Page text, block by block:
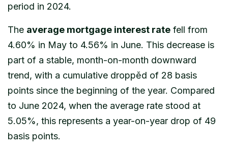
period in 2024.
The average mortgage interest rate fell from
4.60% in May to 4.56% in June. This decrease is
part of a stable, month-on-month downward
trend, with a cumulative droppěd of 28 basis
points since the beginning of the year. Compared
to June 2024, when the average rate stood at
5.05%, this represents a year-on-year drop of 49
basis points.